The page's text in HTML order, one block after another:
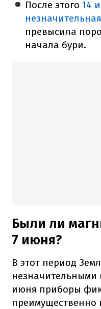
После этого14
превысила
начала бури.
Были ли
7 июня?
В этот период
незначительными
июня приборы
преимущественно